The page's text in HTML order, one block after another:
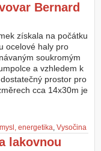
Bernard
získala na počátku
ocelové haly pro
soukromým
a vzhledem k
prostor pro
cca 14x30m je
energetika, Vysočina
lakovnou